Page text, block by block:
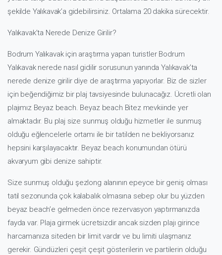
şekilde Yalıkavak’a gidebilirsiniz. Ortalama 20 dakika sürecektir.
Yalıkavak’ta Nerede Denize Girilir?
Bodrum Yalıkavak için araştırma yapan turistler Bodrum
Yalıkavak nerede nasıl gidilir sorusunun yanında Yalıkavak’ta
nerede denize girilir diye de araştırma yapıyorlar. Biz de sizler
için beğendiğimiz bir plaj tavsiyesinde bulunacağız. Ücretli olan
plajımız Beyaz beach. Beyaz beach Bitez mevkiinde yer
almaktadır. Bu plaj size sunmuş olduğu hizmetler ile sunmuş
olduğu eğlencelerle ortamı ile bir tatilden ne bekliyorsanız
hepsini karşılayacaktır. Beyaz beach konumundan ötürü
akvaryum gibi denize sahiptir.
Size sunmuş olduğu şezlong alanının epeyce bir geniş olması
tatil sezonunda çok kalabalık olmasına sebep olur bu yüzden
beyaz beach’e gelmeden önce rezervasyon yaptırmanızda
fayda var. Plaja girmek ücretsizdir ancak sizden plajı girince
harcamanıza siteden bir limit vardır ve bu limiti ulaşmanız
gerekir. Gündüzleri çeşit çeşit gösterilerin ve partilerin olduğu